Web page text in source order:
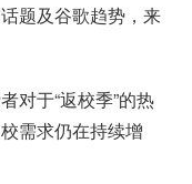
题及谷歌趋势，来
对于“返校季”的热
需求仍在持续增